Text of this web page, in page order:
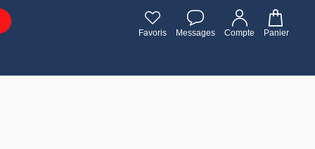
Favoris Messages Compte Panier